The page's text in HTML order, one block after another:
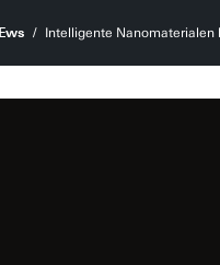
Intelligente Nanomaterialen